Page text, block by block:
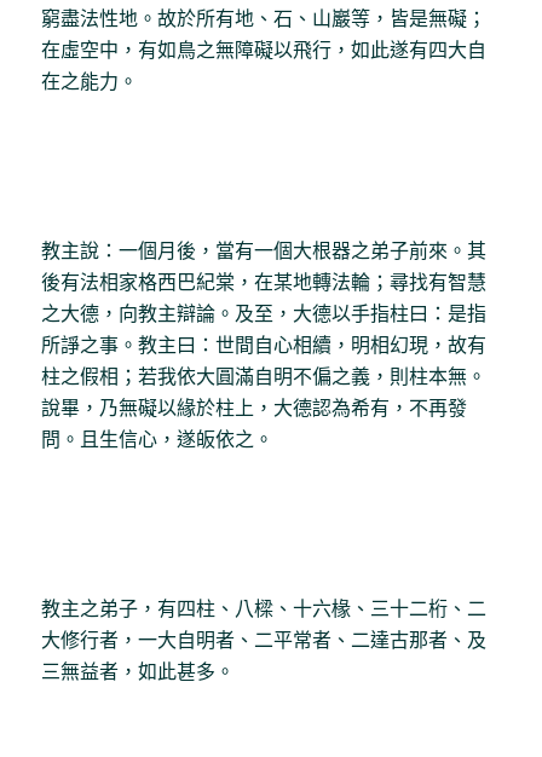
窮盡法性地。故於所有地、石、山巖等，皆是無礙；
在虛空中，有如鳥之無障礙以飛行，如此遂有四大自
在之能力。
教主說：一個月後，當有一個大根器之弟子前來。其
後有法相家格西巴紀棠，在某地轉法輪；尋找有智慧
之大德，向教主辯論。及至，大德以手指柱曰：是指
所諍之事。教主曰：世間自心相續，明相幻現，故有
柱之假相；若我依大圓滿自明不偏之義，則柱本無。
說畢，乃無礙以緣於柱上，大德認為希有，不再發
問。且生信心，遂皈依之。
教主之弟子，有四柱、八樑、十六椽、三十二桁、二
大修行者，一大自明者、二平常者、二達古那者、及
三無益者，如此甚多。